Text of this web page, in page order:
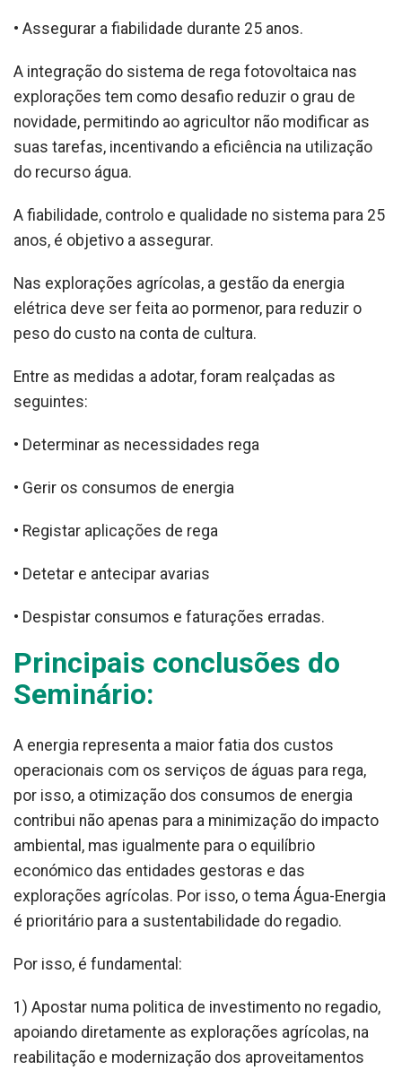
• Assegurar a fiabilidade durante 25 anos.
A integração do sistema de rega fotovoltaica nas
explorações tem como desafio reduzir o grau de
novidade, permitindo ao agricultor não modificar as
suas tarefas, incentivando a eficiência na utilização
do recurso água.
A fiabilidade, controlo e qualidade no sistema para 25
anos, é objetivo a assegurar.
Nas explorações agrícolas, a gestão da energia
elétrica deve ser feita ao pormenor, para reduzir o
peso do custo na conta de cultura.
Entre as medidas a adotar, foram realçadas as
seguintes:
• Determinar as necessidades rega
• Gerir os consumos de energia
• Registar aplicações de rega
• Detetar e antecipar avarias
• Despistar consumos e faturações erradas.
Principais conclusões do
Seminário:
A energia representa a maior fatia dos custos
operacionais com os serviços de águas para rega,
por isso, a otimização dos consumos de energia
contribui não apenas para a minimização do impacto
ambiental, mas igualmente para o equilíbrio
económico das entidades gestoras e das
explorações agrícolas. Por isso, o tema Água-Energia
é prioritário para a sustentabilidade do regadio.
Por isso, é fundamental:
1) Apostar numa politica de investimento no regadio,
apoiando diretamente as explorações agrícolas, na
reabilitação e modernização dos aproveitamentos